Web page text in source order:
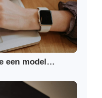
een model…